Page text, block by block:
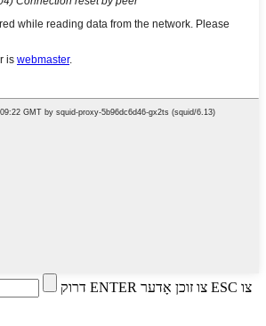
דרוק ENTER צו זוכן אָדער ESC צו